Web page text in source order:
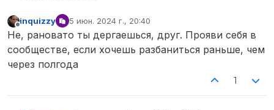
inquizzy 5 июн. 2024 г., 20:40
отредактировано
Не, рановато ты дергаешься, друг. Прояви себя в
сообществе, если хочешь разбаниться раньше, чем
через полгода
1